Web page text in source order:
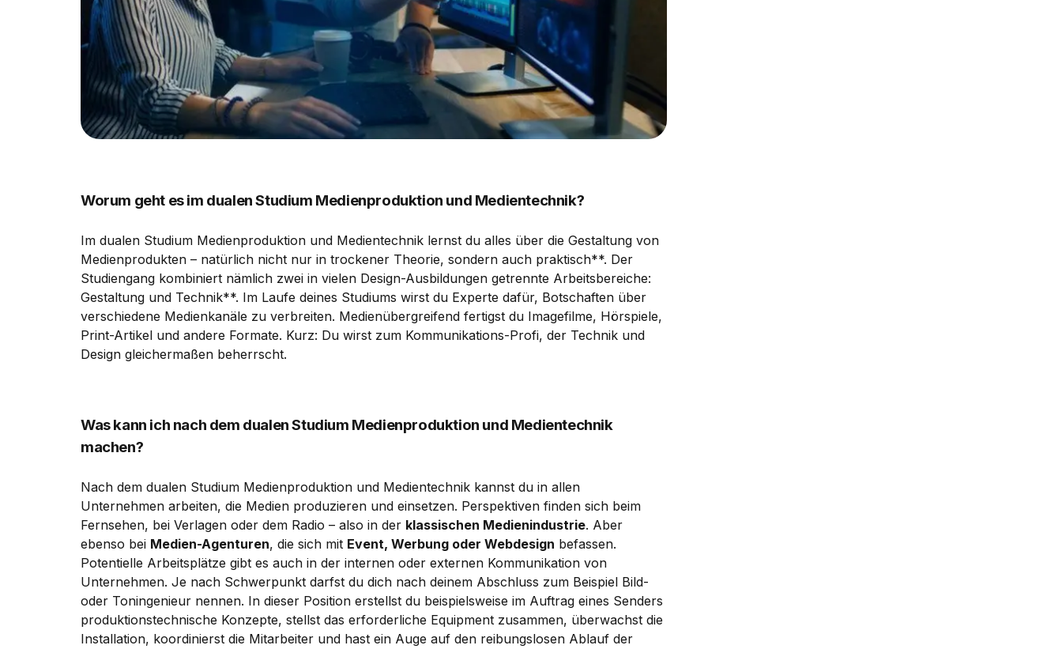
Worum geht es im dualen Studium Medienproduktion und Medientechnik?
Im dualen Studium Medienproduktion und Medientechnik lernst du alles über die Gestaltung von
Medienprodukten – natürlich nicht nur in trockener Theorie, sondern auch praktisch**. Der
Studiengang kombiniert nämlich zwei in vielen Design-Ausbildungen getrennte Arbeitsbereiche:
Gestaltung und Technik**. Im Laufe deines Studiums wirst du Experte dafür, Botschaften über
verschiedene Medienkanäle zu verbreiten. Medienübergreifend fertigst du Imagefilme, Hörspiele,
Print-Artikel und andere Formate. Kurz: Du wirst zum Kommunikations-Profi, der Technik und
Design gleichermaßen beherrscht.
Was kann ich nach dem dualen Studium Medienproduktion und Medientechnik
machen?
Nach dem dualen Studium Medienproduktion und Medientechnik kannst du in allen
Unternehmen arbeiten, die Medien produzieren und einsetzen. Perspektiven finden sich beim
Fernsehen, bei Verlagen oder dem Radio – also in der klassischen Medienindustrie. Aber
ebenso bei Medien-Agenturen, die sich mit Event, Werbung oder Webdesign befassen.
Potentielle Arbeitsplätze gibt es auch in der internen oder externen Kommunikation von
Unternehmen. Je nach Schwerpunkt darfst du dich nach deinem Abschluss zum Beispiel Bild-
oder Toningenieur nennen. In dieser Position erstellst du beispielsweise im Auftrag eines Senders
produktionstechnische Konzepte, stellst das erforderliche Equipment zusammen, überwachst die
Installation, koordinierst die Mitarbeiter und hast ein Auge auf den reibungslosen Ablauf der